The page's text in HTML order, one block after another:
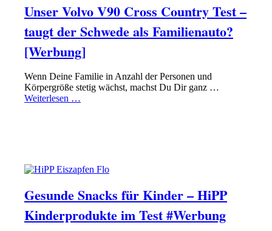
Unser Volvo V90 Cross Country Test –
taugt der Schwede als Familienauto?
[Werbung]
Wenn Deine Familie in Anzahl der Personen und
Körpergröße stetig wächst, machst Du Dir ganz …
Weiterlesen …
Gesunde Snacks für Kinder – HiPP
Kinderprodukte im Test #Werbung